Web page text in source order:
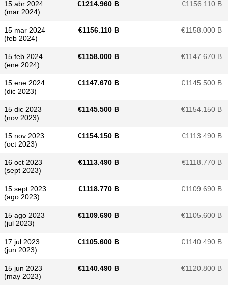
15 abr 2024
(mar 2024)
€​1214.960 B €​1156.110 B
15 mar 2024
(feb 2024)
€​1156.110 B €​1158.000 B
15 feb 2024
(ene 2024)
€​1158.000 B €​1147.670 B
15 ene 2024
(dic 2023)
€​1147.670 B €​1145.500 B
15 dic 2023
(nov 2023)
€​1145.500 B €​1154.150 B
15 nov 2023
(oct 2023)
€​1154.150 B €​1113.490 B
16 oct 2023
(sept 2023)
€​1113.490 B €​1118.770 B
15 sept 2023
(ago 2023)
€​1118.770 B €​1109.690 B
15 ago 2023
(jul 2023)
€​1109.690 B €​1105.600 B
17 jul 2023
(jun 2023)
€​1105.600 B €​1140.490 B
15 jun 2023
(may 2023)
€​1140.490 B €​1120.800 B